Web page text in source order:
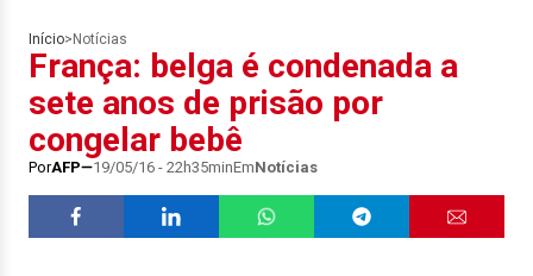
Início> Notícias
França: belga é condenada a
sete anos de prisão por
congelar bebê
PorAFP 19/05/16 - 22h35minEmNotícias